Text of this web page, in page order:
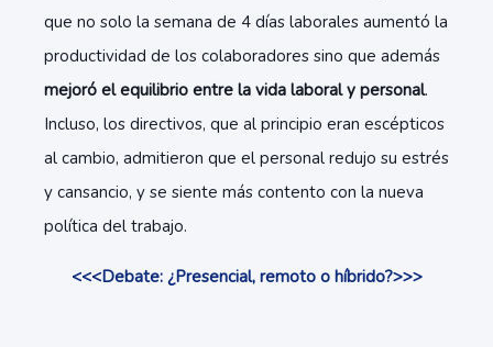
que no solo la semana de 4 días laborales aumentó la
productividad de los colaboradores sino que además
mejoró el equilibrio entre la vida laboral y personal.
Incluso, los directivos, que al principio eran escépticos
al cambio, admitieron que el personal redujo su estrés
y cansancio, y se siente más contento con la nueva
política del trabajo.
<<<Debate: ¿Presencial, remoto o híbrido?>>>